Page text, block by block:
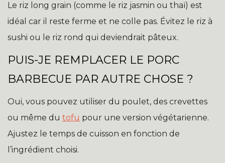
Le riz long grain (comme le riz jasmin ou thaï) est
idéal car il reste ferme et ne colle pas. Évitez le riz à
sushi ou le riz rond qui deviendrait pâteux.
PUIS-JE REMPLACER LE PORC
BARBECUE PAR AUTRE CHOSE ?
Oui, vous pouvez utiliser du poulet, des crevettes
ou même du tofu pour une version végétarienne.
Ajustez le temps de cuisson en fonction de
l’ingrédient choisi.